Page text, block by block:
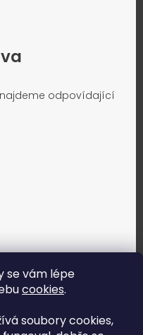
se vám lépe
cookies.
soubory cookies,
odpovídající
servo?